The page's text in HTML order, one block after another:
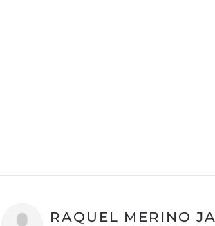
RAQUEL MERINO